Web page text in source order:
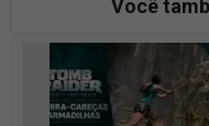
Você